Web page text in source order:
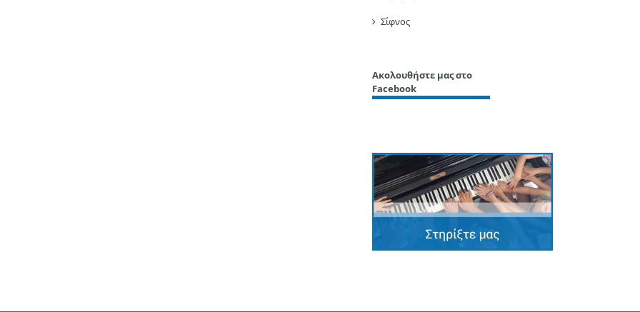
Σίφνος
Ακολουθήστε μας στο
Facebook